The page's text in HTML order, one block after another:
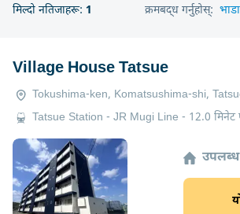
मिल्दो नतिजाहरू: 1 क्रमबद्ध गर्नुहोस्:
Village House Tatsue
Tokushima-ken, Komatsushima-shi,
Tatsue Station - JR Mugi Line - 12.0 मिनेट
उपलब्ध